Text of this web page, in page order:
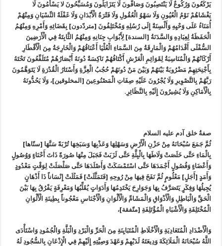
يَرْكَعُونَ وَرُكُوعٌ لَا يَنْتَصِبُونَ وَصَافُّونَ لَا يَتَزَايَلُونَ وَمُسَبِّحُونَ‏ لا يَسْأَمُونَ‏ لَا
يَغْشَاهُمْ نَوْمُ الْعُيُونِ وَلَا سَهْوُ الْعُقُولِ وَلَا فَتْرَةُ الْأَبْدَانِ وَلَا غَفْلَةُ النِّسْيَانِ وَمِنْهُمْ
أُمَنَاءُ عَلَى وَحْيِهِ وَأَلْسِنَةٌ إِلَى رُسُلِهِ وَمُخْتَلِفُونَ [متردّدون] بِقَضَائِهِ وَأَمْرِهِ وَمِنْهُمُ
الْحَفَظَةُ لِعِبَادِهِ وَالسَّدَنَةُ [السندة] لِأَبْوَابِ جِنَانِهِ وَمِنْهُمُ الثَّابِتَةُ فِي الْأَرَضِينَ
السُّفْلَى أَقْدَامُهُمْ وَالْمَارِقَةُ مِنَ السَّمَاءِ الْعُلْيَا أَعْنَاقُهُمْ وَالْخَارِجَةُ مِنَ الْأَقْطَارِ
أَرْكَانُهُمْ وَالْمُنَاسِبَةُ لِقَوَائِمِ الْعَرْشِ أَكْتَافُهُمْ نَاكِسَةٌ دُونَهُ أَبْصَارُهُمْ مُتَلَفِّعُونَ تَحْتَهُ
بِأَجْنِحَتِهِمْ مَضْرُوبَةٌ بَيْنَهُمْ وَبَيْنَ مَنْ دُونَهُمْ حُجُبُ الْعِزَّةِ وَأَسْتَارُ الْقُدْرَةِ لَا يَتَوَهَّمُونَ
رَبَّهُمْ بِالتَّصْوِيرِ وَلَا يُجْرُونَ عَلَيْهِ صِفَاتِ الْمَصْنُوعِينَ [المخلوقين]، وَلَا يَحُدُّونَهُ
بِالْأَمَاكِنِ وَلَا يُشِيرُونَ إِلَيْهِ بِالنَّظَائِرِ.
صفةُ خلق آدم عليه السلام‏
ثُمَّ جَمَعَ سُبْحَانَهُ مِنْ حَزْنِ الْأَرْضِ وَسَهْلِهَا وَعَذْبِهَا وَسَبَخِهَا تُرْبَةً سَنَّهَا [سنّاها]
بِالْمَاءِ حَتَّى خَلَصَتْ وَلَاطَهَا بِالْبِلَّةِ حَتَّى لَزَبَتْ فَجَبَلَ مِنْهَا صُورَةً ذَاتَ أَحْنَاءٍ وَوُصُولٍ
وَأَعْضَاءٍ وَفُصُولٍ أَجْمَدَهَا حَتَّى اسْتَمْسَكَتْ وَأَصْلَدَهَا حَتَّى صَلْصَلَتْ لِوَقْتٍ مَعْدُودٍ
وَأَمَدٍ [أَجَلٍ‏] مَعْلُومٍ ثُمَّ نَفَخَ فِيهَا مِنْ رُوحِهِ [فَتَمَثَّلَتْ‏] فَمَثُلَتْ إِنْسَاناً ذَا أَذْهَانٍ
يُجِيلُهَا وَفِكَرٍ يَتَصَرَّفُ بِهَا وَجَوَارِحَ يَخْتَدِمُهَا وَأَدَوَاتٍ يُقَلِّبُهَا وَمَعْرِفَةٍ يَفْرُقُ بِهَا بَيْنَ
الْحَقِّ وَالْبَاطِلِ وَالْأَذْوَاقِ وَالْمَشَامِّ وَالْأَلْوَانِ وَالْأَجْنَاسِ مَعْجُوناً بِطِينَةِ الْأَلْوَانِ
الْمُخْتَلِفَةِ وَالْأَشْبَاهِ الْمُؤْتَلِفَةِ [متّفقة]،
وَالْأَضْدَادِ الْمُتَعَادِيَةِ وَالْأَخْلَاطِ الْمُتَبَايِنَةِ مِنَ الْحَرِّ وَالْبَرْدِ وَالْبَلَّةِ وَالْجُمُودِ وَاسْتَأْدَى
اللَّهُ سُبْحَانَهُ الْمَلَائِكَةَ وَدِيعَتَهُ لَدَيْهِمْ وَعَهْدَ وَصِيَّتِهِ إِلَيْهِمْ فِي الْإِذْعَانِ بِالسُّجُودِ لَهُ